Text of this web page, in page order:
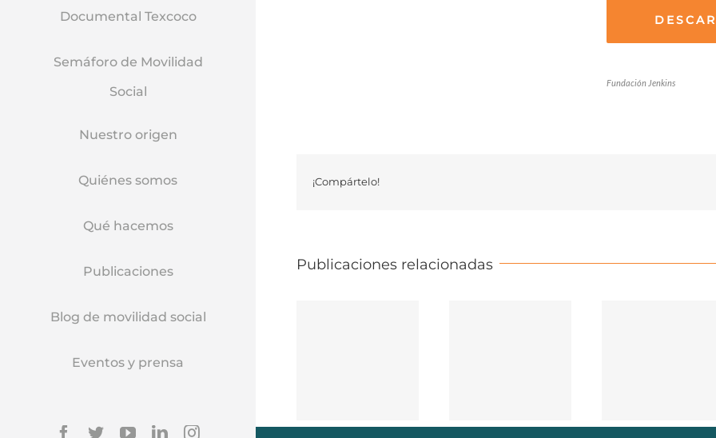
Documental Texcoco
Semáforo de Movilidad
Social
Nuestro origen
Quiénes somos
Qué hacemos
Publicaciones
Blog de movilidad social
Eventos y prensa
Facebook
TwitterYouTubeLinkedinInstagram
Fundación Jenkins
¡Compártelo!
Publicaciones relacionadas